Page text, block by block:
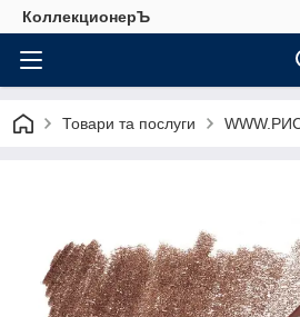
КоллекционерЪ
Товари та послуги